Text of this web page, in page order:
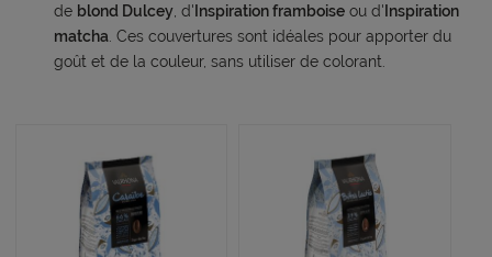
de blond Dulcey, d' Inspiration framboiseou d' Inspiration
matcha. Ces couvertures sont idéales pour apporter du
goût et de la couleur, sans utiliser de colorant.